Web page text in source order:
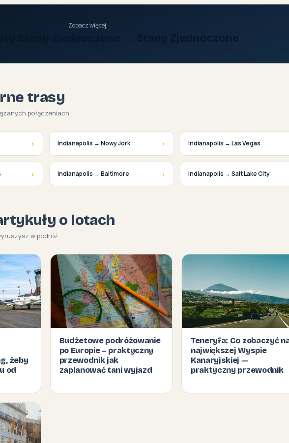
Zobacz więcej
Stany Zjednoczone → Stany Zjednoczone
trasy
połączeniach.
› Indianapolis → Nowy Jork › Indianapolis → Las Vegas
› Indianapolis → Baltimore › Indianapolis → Salt Lake City
o lotach
w podróż.
żeby
od
Budżetowe podróżowanie
po Europie – praktyczny
przewodnik jak
zaplanować tani wyjazd
Teneryfa: Co zobaczyć
największej Wyspie
Kanaryjskiej —
praktyczny przewodnik